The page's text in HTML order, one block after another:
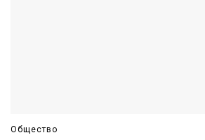
Общество